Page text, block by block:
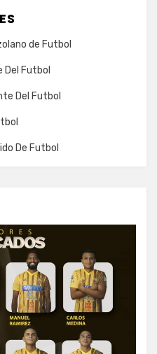
de Futbol
Del Futbol
Del Futbol
De Futbol